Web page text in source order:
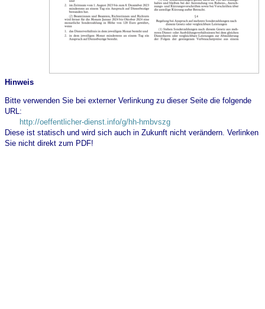
Hinweis
Bitte verwenden Sie bei externer Verlinkung zu dieser Seite die folgende
URL:
http://oeffentlicher-dienst.info/g/hh-hmbvszg
Diese ist statisch und wird sich auch in Zukunft nicht verändern. Verlinken
Sie nicht direkt zum PDF!